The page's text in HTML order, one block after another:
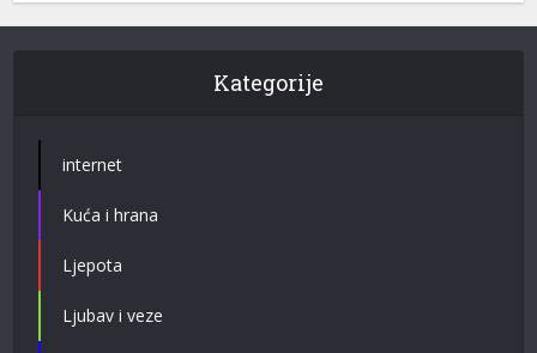
Kategorije
internet
Kuća i hrana
Ljepota
Ljubav i veze